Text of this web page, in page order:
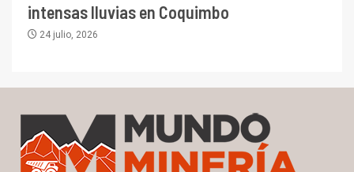
intensas lluvias en Coquimbo
24 julio, 2026